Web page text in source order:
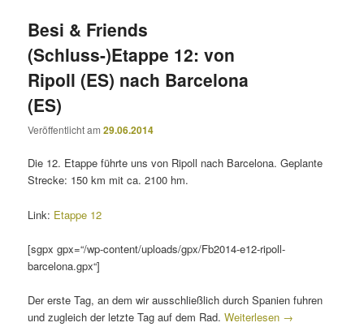
Besi & Friends
(Schluss-)Etappe 12: von
Ripoll (ES) nach Barcelona
(ES)
Veröffentlicht am29.06.2014
Die 12. Etappe führte uns von Ripoll nach Barcelona. Geplante
Strecke: 150 km mit ca. 2100 hm.
Link: Etappe 12
[sgpx gpx=“/wp-content/uploads/gpx/Fb2014-e12-ripoll-
barcelona.gpx“]
Der erste Tag, an dem wir ausschließlich durch Spanien fuhren
und zugleich der letzte Tag auf dem Rad.Weiterlesen →